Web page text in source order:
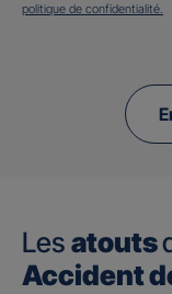
politique de confidentialité.
Les atouts
Accident